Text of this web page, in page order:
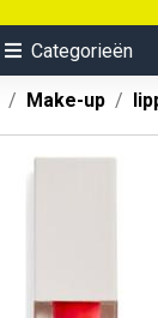
Categorieën
Make-up